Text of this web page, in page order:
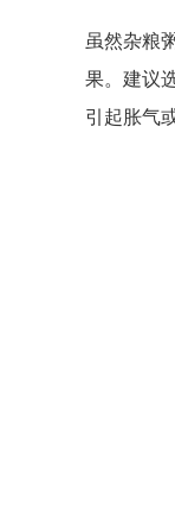
虽然杂粮
果。建议
引起胀气